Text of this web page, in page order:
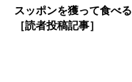
スッポンを獲って食べる
［読者投稿記事］